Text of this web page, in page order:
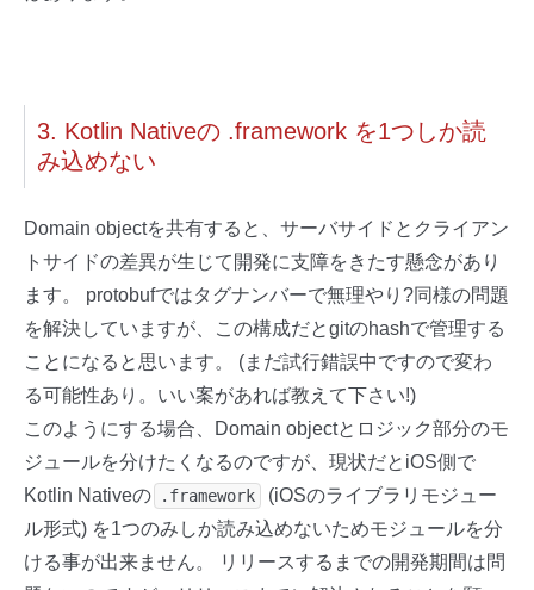
3. Kotlin Nativeの .framework を1つしか読
み込めない
Domain objectを共有すると、サーバサイドとクライアン
トサイドの差異が生じて開発に支障をきたす懸念があり
ます。 protobufではタグナンバーで無理やり?同様の問題
を解決していますが、この構成だとgitのhashで管理する
ことになると思います。 (まだ試行錯誤中ですので変わ
る可能性あり。いい案があれば教えて下さい!)
このようにする場合、Domain objectとロジック部分のモ
ジュールを分けたくなるのですが、現状だとiOS側で
Kotlin Nativeの
.framework
(iOSのライブラリモジュー
ル形式) を1つのみしか読み込めないためモジュールを分
ける事が出来ません。 リリースするまでの開発期間は問